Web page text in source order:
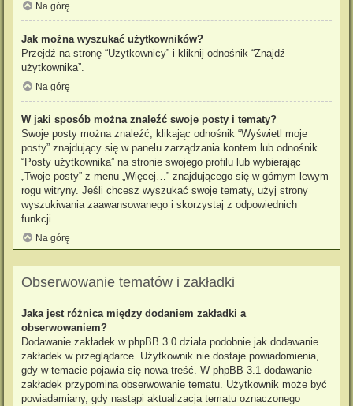
Na górę
Jak można wyszukać użytkowników?
Przejdź na stronę “Użytkownicy” i kliknij odnośnik “Znajdź
użytkownika”.
Na górę
W jaki sposób można znaleźć swoje posty i tematy?
Swoje posty można znaleźć, klikając odnośnik “Wyświetl moje
posty” znajdujący się w panelu zarządzania kontem lub odnośnik
“Posty użytkownika” na stronie swojego profilu lub wybierając
„Twoje posty” z menu „Więcej…” znajdującego się w górnym lewym
rogu witryny. Jeśli chcesz wyszukać swoje tematy, użyj strony
wyszukiwania zaawansowanego i skorzystaj z odpowiednich
funkcji.
Na górę
Obserwowanie tematów i zakładki
Jaka jest różnica między dodaniem zakładki a
obserwowaniem?
Dodawanie zakładek w phpBB 3.0 działa podobnie jak dodawanie
zakładek w przeglądarce. Użytkownik nie dostaje powiadomienia,
gdy w temacie pojawia się nowa treść. W phpBB 3.1 dodawanie
zakładek przypomina obserwowanie tematu. Użytkownik może być
powiadamiany, gdy nastąpi aktualizacja tematu oznaczonego